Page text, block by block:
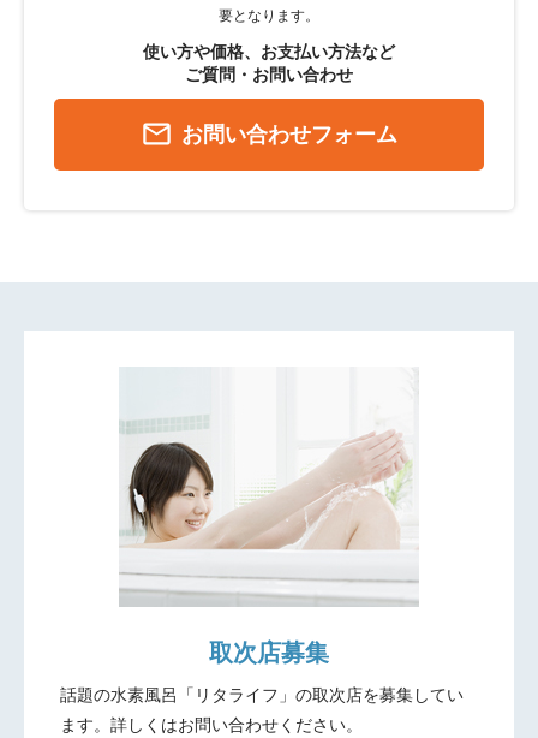
要となります。
使い方や価格、お支払い方法など
ご質問・お問い合わせ
mail_outline お問い合わせフォーム
取次店募集
話題の水素風呂「リタライフ」の取次店を募集してい
ます。 詳しくはお問い合わせください。